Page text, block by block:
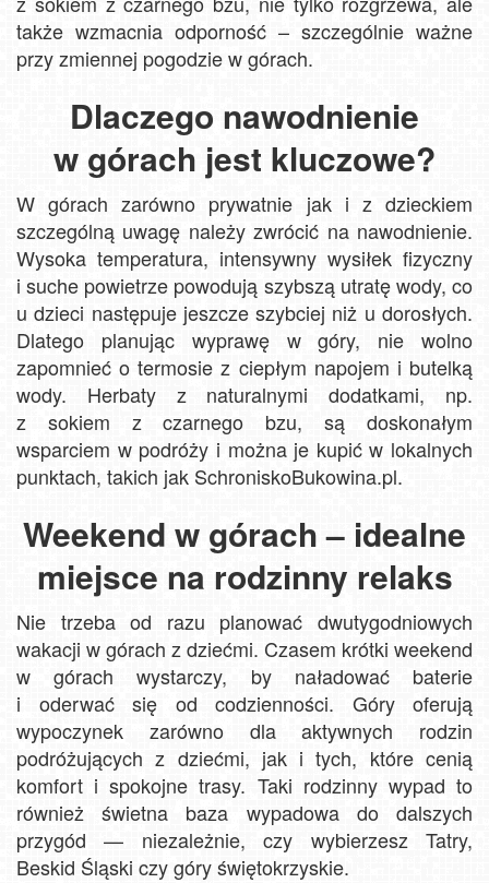
także wzmacnia odporność – szczególnie ważne
przy zmiennej pogodzie w górach.
Dlaczego nawodnienie
w górach jest kluczowe?
W górach zarówno prywatnie jak i z dzieckiem
szczególną uwagę należy zwrócić na nawodnienie.
Wysoka temperatura, intensywny wysiłek fizyczny
i suche powietrze powodują szybszą utratę wody, co
u dzieci następuje jeszcze szybciej niż u dorosłych.
Dlatego planując wyprawę w góry, nie wolno
zapomnieć o termosie z ciepłym napojem i butelką
wody. Herbaty z naturalnymi dodatkami, np.
z sokiem z czarnego bzu, są doskonałym
wsparciem w podróży i można je kupić w lokalnych
punktach, takich jak SchroniskoBukowina.pl.
Weekend w górach – idealne
miejsce na rodzinny relaks
Nie trzeba od razu planować dwutygodniowych
wakacji w górach z dziećmi. Czasem krótki weekend
w górach wystarczy, by naładować baterie
i oderwać się od codzienności. Góry oferują
wypoczynek zarówno dla aktywnych rodzin
podróżujących z dziećmi, jak i tych, które cenią
komfort i spokojne trasy. Taki rodzinny wypad to
również świetna baza wypadowa do dalszych
przygód — niezależnie, czy wybierzesz Tatry,
Beskid Śląski czy góry świętokrzyskie.